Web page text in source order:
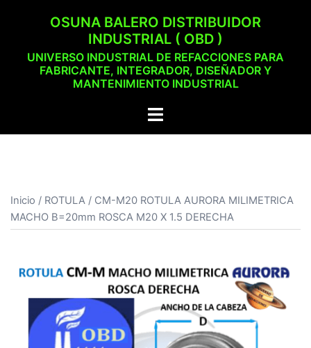
OSUNA BALERO DISTRIBUIDOR
INDUSTRIAL ( OBD )
UNIVERSO INDUSTRIAL DE REFACCIONES PARA
FABRICANTE, INTEGRADOR, DISEÑADOR Y
MANTENIMIENTO INDUSTRIAL
Alternar
Inicio / ROTULA / CM-M20 ROTULA AURORA MILIMETRICA
MACHO B=20mm ROSCA M20 X 1.5 DERECHA